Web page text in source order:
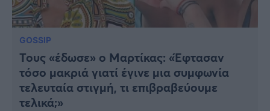
GOSSIP
Τους «έδωσε» ο Μαρτίκας: «Έφτασαν
τόσο μακριά γιατί έγινε μια συμφωνία
τελευταία στιγμή, τι επιβραβεύουμε
τελικά;»